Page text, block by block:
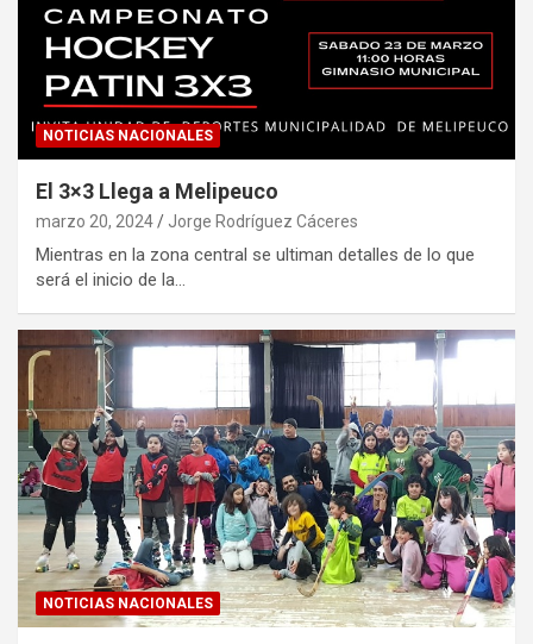
NOTICIAS NACIONALES
El 3×3 Llega a Melipeuco
marzo 20, 2024 Jorge Rodríguez Cáceres
Mientras en la zona central se ultiman detalles de lo que
será el inicio de la…
NOTICIAS NACIONALES